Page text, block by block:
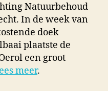
Natuurbehoud
In de week van
doek
plaatste de
een groot
meer.